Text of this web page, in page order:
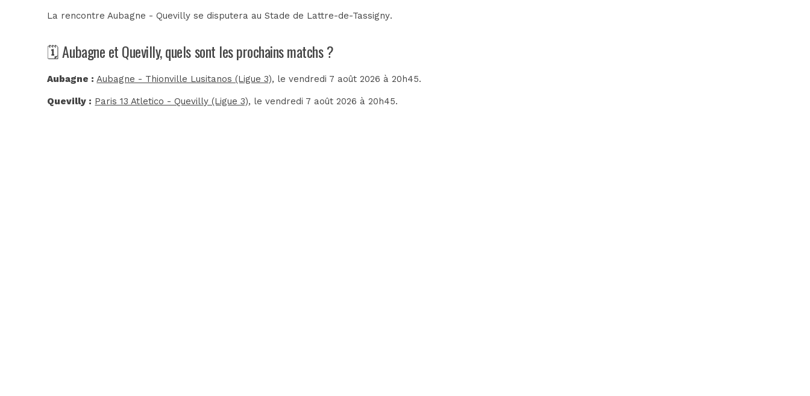
La rencontre Aubagne - Quevilly se disputera auStade de Lattre-de-Tassigny.
🗓️ Aubagne et Quevilly, quels sont les prochains matchs ?
Aubagne : Aubagne - Thionville Lusitanos (Ligue 3), le vendredi 7 août 2026 à 20h45.
Quevilly : Paris 13 Atletico - Quevilly (Ligue 3), le vendredi 7 août 2026 à 20h45.